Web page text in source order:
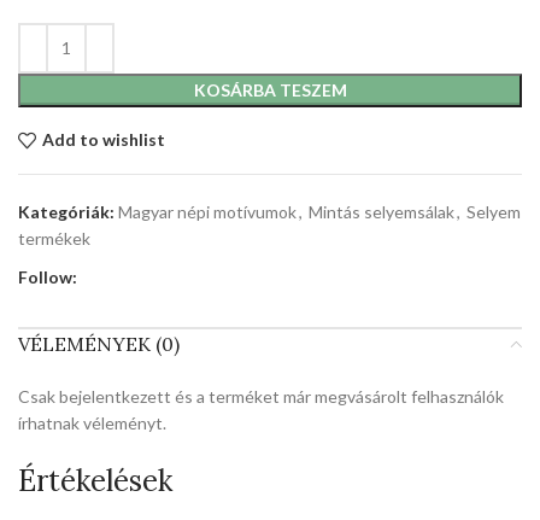
KOSÁRBA TESZEM
Add to wishlist
Kategóriák: Magyar népi motívumok, Mintás selyemsálak, Selyem
termékek
Follow:
VÉLEMÉNYEK (0)
Értékelések
Csak bejelentkezett és a terméket már megvásárolt felhasználók
írhatnak véleményt.